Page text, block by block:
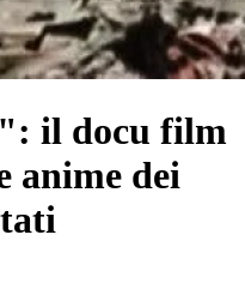
il docu film
anime dei